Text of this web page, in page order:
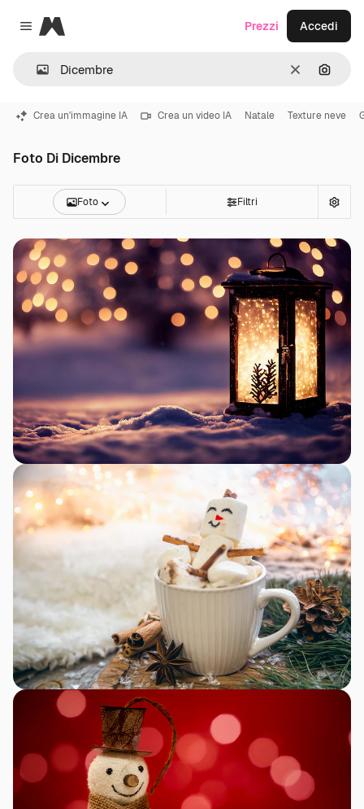
Close menu
Magnific
CancellaCerca
Prezzi Accedi
Crea un'immagine IA Crea un video IA Natale Texture neve
Foto Di Dicembre
Foto Filtri